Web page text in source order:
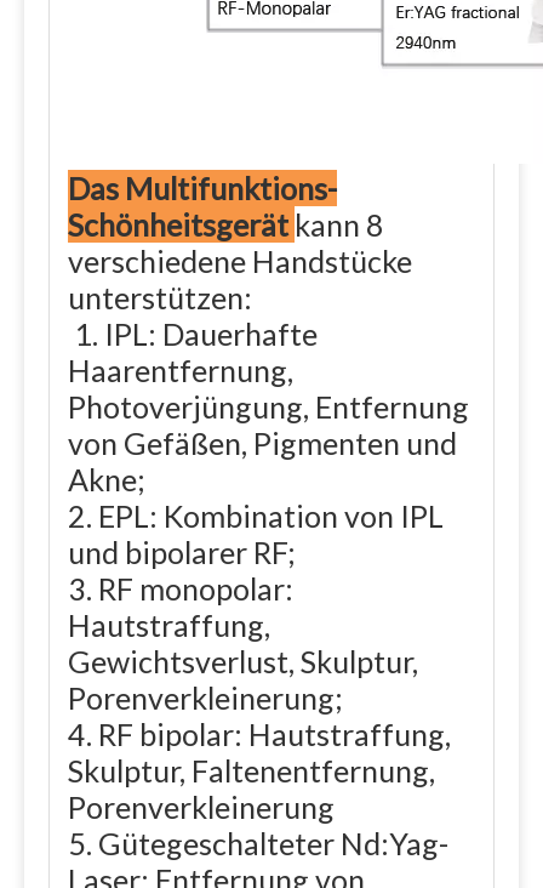
Das Multifunktions-
Schönheitsgerät kann 8
verschiedene Handstücke
unterstützen:
1. IPL: Dauerhafte
Haarentfernung,
Photoverjüngung, Entfernung
von Gefäßen, Pigmenten und
Akne;
2. EPL: Kombination von IPL
und bipolarer RF;
3. RF monopolar:
Hautstraffung,
Gewichtsverlust, Skulptur,
Porenverkleinerung;
4. RF bipolar: Hautstraffung,
Skulptur, Faltenentfernung,
Porenverkleinerung
5. Gütegeschalteter Nd:Yag-
Laser: Entfernung von